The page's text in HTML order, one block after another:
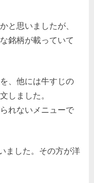
と思いましたが、
銘柄が載っていて
、他には牛すじの
しました。
れないメニューで
ました。その方が洋